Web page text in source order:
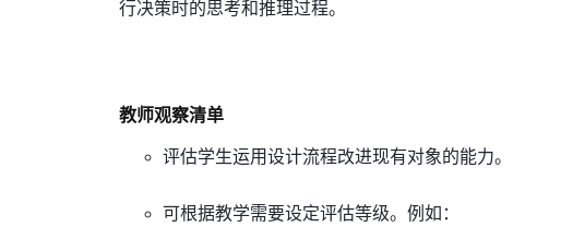
行决策时的思考和推理过程。
教师观察清单
评估学生运用设计流程改进现有对象的能力。
可根据教学需要设定评估等级。例如：